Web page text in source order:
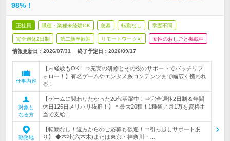
98%！
正社員 職種・業種未経験OK 急募 転勤なし 学歴不問
完全週休2日制 第二新卒歓迎 リモートワーク可 女性のおしごと掲載中
情報更新日：2026/07/31 終了予定日： 2026/09/17
仕事内容
【未経験もOK！⇒充実の研修とその後のサポートでバッチリフ
ォロー！】有名ゲームやエンタメ系コンテンツまで幅広く携われ
る！
対象と
なる方
【ゲームに関わりたかった20代活躍中！⇒完全週休2日制＆年間
休日125日メリハリ抜群！】＊最大20種！1種類／月1万を資格手
当で支給！
勤務地
【転勤なし！遠方からのご応募も歓迎！⇒引っ越しサポートあ
り】 ◆本社(六本木)または東京・神奈川・…